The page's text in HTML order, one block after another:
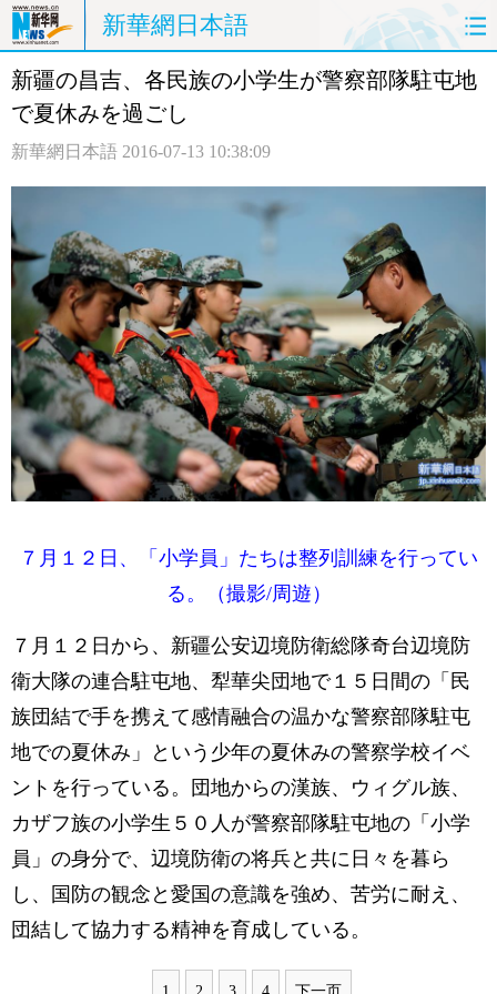
新華網日本語
ホームページ 政治 経済
中日対訳
新疆の昌吉、各民族の小学生が警察部隊駐屯地
で夏休みを過ごし
新華網日本語 2016-07-13 10:38:09
７月１２日、「小学員」たちは整列訓練を行ってい
る。（撮影/周遊）
７月１２日から、新疆公安辺境防衛総隊奇台辺境防
衛大隊の連合駐屯地、犁華尖団地で１５日間の「民
族団結で手を携えて感情融合の温かな警察部隊駐屯
地での夏休み」という少年の夏休みの警察学校イベ
ントを行っている。団地からの漢族、ウィグル族、
カザフ族の小学生５０人が警察部隊駐屯地の「小学
員」の身分で、辺境防衛の将兵と共に日々を暮ら
し、国防の観念と愛国の意識を強め、苦労に耐え、
団結して協力する精神を育成している。